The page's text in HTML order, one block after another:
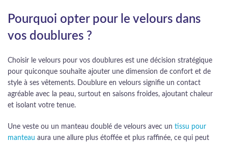
Pourquoi opter pour le velours dans
vos doublures ?
Choisir le velours pour vos doublures est une décision stratégique
pour quiconque souhaite ajouter une dimension de confort et de
style à ses vêtements. Doublure en velours signifie un contact
agréable avec la peau, surtout en saisons froides, ajoutant chaleur
et isolant votre tenue.
Une veste ou un manteau doublé de velours avec un tissu pour
manteau aura une allure plus étoffée et plus raffinée, ce qui peut